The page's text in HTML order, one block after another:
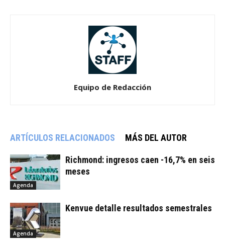
Equipo de Redacción
ARTÍCULOS RELACIONADOS MÁS DEL AUTOR
Agenda
Richmond: ingresos caen -16,7% en seis
meses
Agenda
Kenvue detalle resultados semestrales